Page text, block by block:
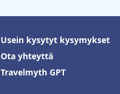
Usein kysytyt kysymykset
Ota yhteyttä
Travelmyth GPT